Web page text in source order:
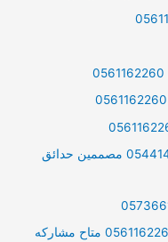
افضل شركة تنسيق حدائق بالرياض 0544141618 مصممين حدائق
شركة نقل عفش من الدمام الى الاردن 0561162260 متاح مشاركه